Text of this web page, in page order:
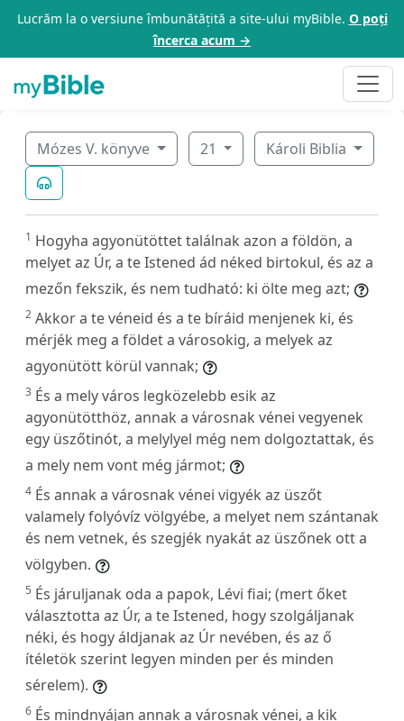
Lucrăm la o versiune îmbunătățită a site-ului myBible. O poți
încerca acum →
Mózes V. könyve 21 Károli Biblia
1 Hogyha agyonütöttet találnak azon a földön, a
melyet az Úr, a te Istened ád néked birtokul, és az a
mezőn fekszik, és nem tudható: ki ölte meg azt;
2 Akkor a te véneid és a te bíráid menjenek ki, és
mérjék meg a földet a városokig, a melyek az
agyonütött körül vannak;
3 És a mely város legközelebb esik az
agyonütötthöz, annak a városnak vénei vegyenek
egy üszőtinót, a melylyel még nem dolgoztattak, és
a mely nem vont még jármot;
4 És annak a városnak vénei vigyék az üszőt
valamely folyóvíz völgyébe, a melyet nem szántanak
és nem vetnek, és szegjék nyakát az üszőnek ott a
völgyben.
5 És járuljanak oda a papok, Lévi fiai; (mert őket
választotta az Úr, a te Istened, hogy szolgáljanak
néki, és hogy áldjanak az Úr nevében, és az ő
ítéletök szerint legyen minden per és minden
sérelem).
6 És mindnyájan annak a városnak vénei, a kik